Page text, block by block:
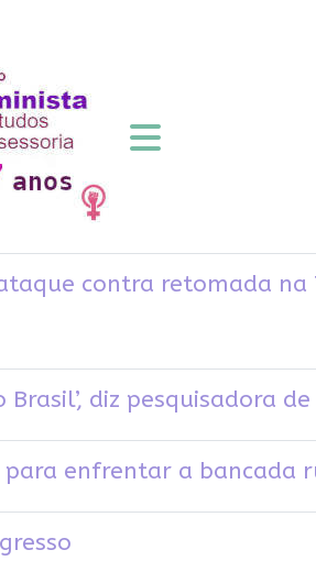
contra retomada na
diz pesquisadora
para enfrentar a bancada